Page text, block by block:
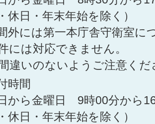
休日・年末年始を除く）
外には第一本庁舎守衛室
には対応できません。
違いのないようご注意くだ
時間
から金曜日 9時00分から
休日・年末年始を除く）